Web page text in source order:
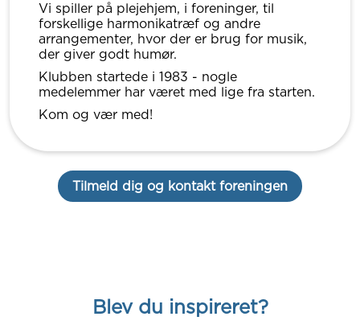
Vi spiller på plejehjem, i foreninger, til
forskellige harmonikatræf og andre
arrangementer, hvor der er brug for musik,
der giver godt humør.
Klubben startede i 1983 - nogle
medelemmer har været med lige fra starten.
Kom og vær med!
Tilmeld dig og kontakt foreningen
Blev du inspireret?